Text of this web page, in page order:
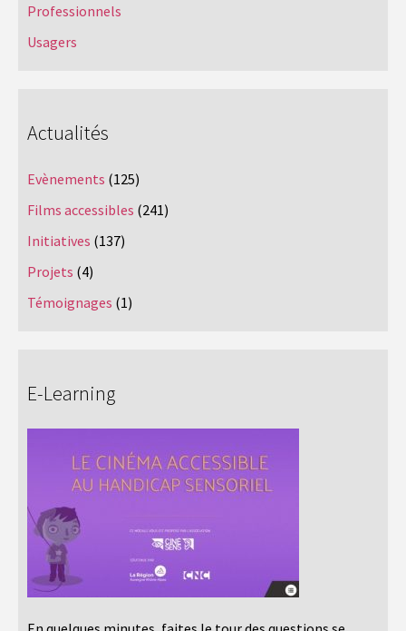
Professionnels
Usagers
Actualités
Evènements (125)
Films accessibles (241)
Initiatives (137)
Projets (4)
Témoignages (1)
E-Learning